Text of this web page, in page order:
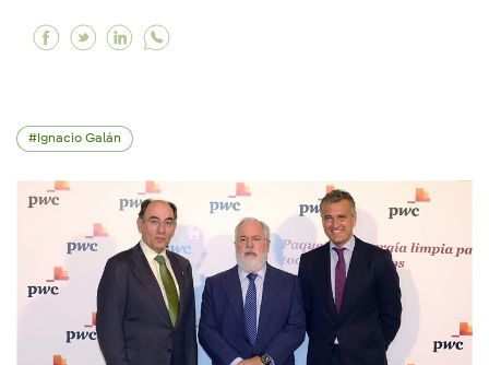
Facebook Ignacio Galán defiende en Davos
Twitter Ignacio Galán defiende en Davos
Linkedin Ignacio Galán defiende en
Ignacio Galán